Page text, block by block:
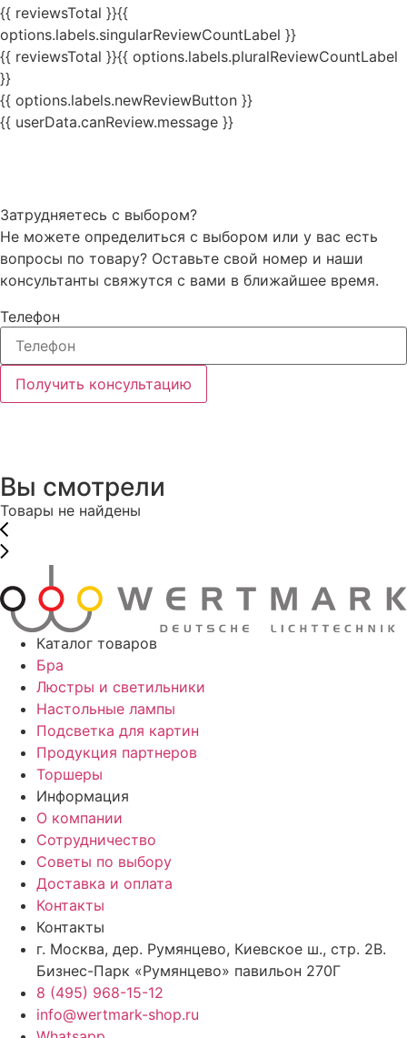
{{ reviewsTotal }}{{
options.labels.singularReviewCountLabel }}
{{ reviewsTotal }}{{ options.labels.pluralReviewCountLabel
}}
{{ options.labels.newReviewButton }}
{{ userData.canReview.message }}
Затрудняетесь с выбором?
Не можете определиться с выбором или у вас есть
вопросы по товару? Оставьте свой номер и наши
консультанты свяжутся с вами в ближайшее время.
Телефон
Получить консультацию
Вы смотрели
Товары не найдены
Каталог товаров
Бра
Люстры и светильники
Настольные лампы
Подсветка для картин
Продукция партнеров
Торшеры
Информация
О компании
Сотрудничество
Советы по выбору
Доставка и оплата
Контакты
Контакты
г. Москва, дер. Румянцево, Киевское ш., стр. 2В.
Бизнес-Парк «Румянцево» павильон 270Г
8 (495) 968-15-12
info@wertmark-shop.ru